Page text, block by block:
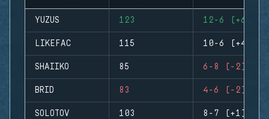
YUZUS 123 12-6 (+6)
LIKEFAC 115 10-6 (+4)
SHAIIKO 85 6-8 (-2)
BRID 83 4-6 (-2)
SOLOTOV 103 8-7 (+1)